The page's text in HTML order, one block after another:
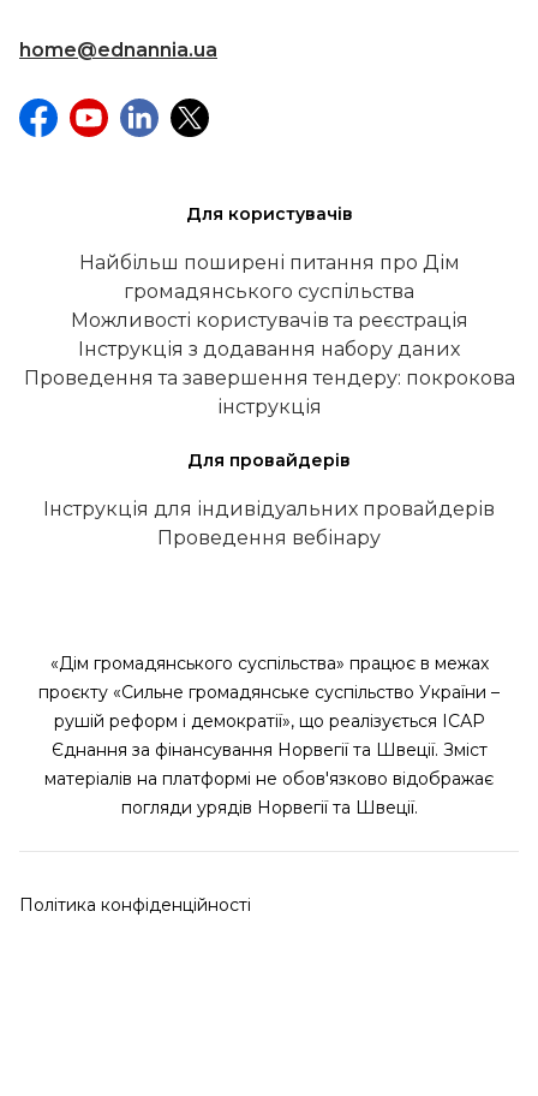
home@ednannia.ua
Для користувачів
Найбільш поширені питання про Дім
громадянського суспільства
Можливості користувачів та реєстрація
Інструкція з додавання набору даних
Проведення та завершення тендеру: покрокова
інструкція
Для провайдерів
Інструкція для індивідуальних провайдерів
Проведення вебінару
«Дім громадянського суспільства» працює в межах
проєкту «Сильне громадянське суспільство України –
рушій реформ і демократії», що реалізується ІСАР
Єднання за фінансування Норвегії та Швеції. Зміст
матеріалів на платформі не обов'язково відображає
погляди урядів Норвегії та Швеції.
Політика конфіденційності